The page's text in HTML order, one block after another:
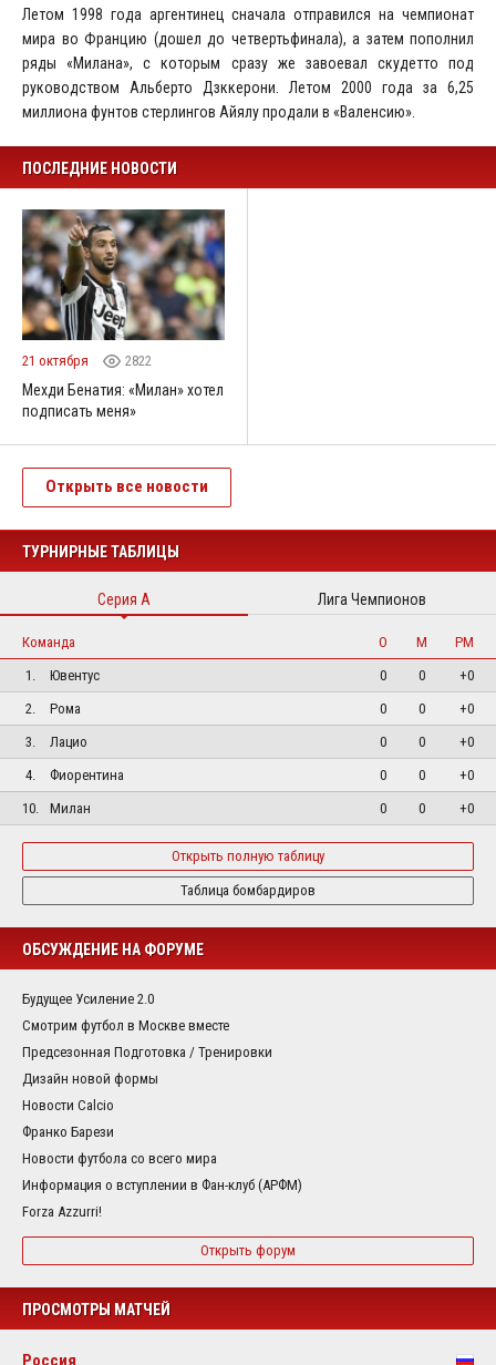
Летом 1998 года аргентинец сначала отправился на чемпионат
мира во Францию (дошел до четвертьфинала), а затем пополнил
ряды «Милана», с которым сразу же завоевал скудетто под
руководством Альберто Дзккерони. Летом 2000 года за 6,25
миллиона фунтов стерлингов Айялу продали в «Валенсию».
ПОСЛЕДНИЕ НОВОСТИ
21 октября 2822
Мехди Бенатия: «Милан» хотел
подписать меня»
Открыть все новости
ТУРНИРНЫЕ ТАБЛИЦЫ
Серия А Лига Чемпионов
Команда О М
РМ
1.
Ювентус 0 0
+0
2.
Рома 0 0
+0
3.
Лацио 0 0
+0
4.
Фиорентина 0 0
+0
10.
Милан 0 0 +0
Открыть полную таблицу
Таблица бомбардиров
ОБСУЖДЕНИЕ НА ФОРУМЕ
Будущее Усиление 2.0
Смотрим футбол в Москве вместе
Предсезонная Подготовка / Тренировки
Дизайн новой формы
Новости Calcio
Франко Барези
Новости футбола со всего мира
Информация о вступлении в Фан-клуб (АРФМ)
Forza Azzurri!
Открыть форум
ПРОСМОТРЫ МАТЧЕЙ